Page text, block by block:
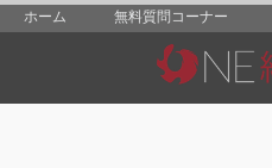
ホーム 無料質問コーナー